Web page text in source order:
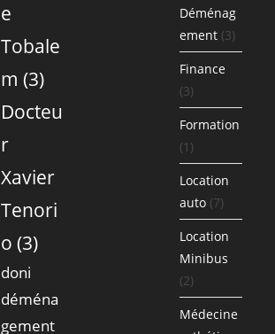
e
Tobale
m (3)
Docteu
r
Xavier
Tenori
o (3)
doni
déména
gement
Déménag
ement (3)
Finance
(3)
Formation
(1)
Location
auto (7)
Location
Minibus
(2)
Médecine